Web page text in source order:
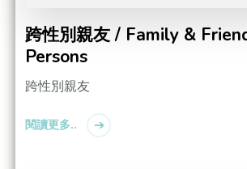
跨性別親友 / Family &
Persons
跨性別親友
閱讀更多..